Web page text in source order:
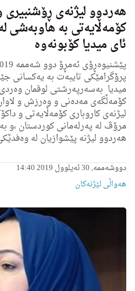
هه‌ردوو لیژنه‌ی ڕۆشنبیری
كۆمه‌ڵایه‌تی به‌
ئای میدیا كۆبونه‌وه
پرۆگرامێکی تایبەت بە یەکسانی
میدیا بەسەرپەرشتی لوقمان
كۆمه‌ڵگه‌ی مه‌ده‌نی و وه‌رزش و
لیژنه‌ی كاروباری كۆمه‌ڵایه‌تی و
مرۆڤ لە پەرلەمانی کوردستان ،و
هه‌ردوو لیژنه‌ پێشوازیان لە
دووشەممە, 30 ئەیلوول 2019 14:40
هه‌واڵى لێژنه‌كان